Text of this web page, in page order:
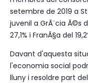
setembre de 2019 a
juvenil a GrÃ¨cia Ã©s
27,1% i FranÃ§a del
Davant d'aquesta
l'economia social
lluny i resoldre part